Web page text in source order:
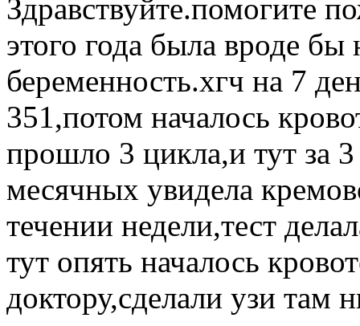
Здравствуйте.помогите
этого года была вроде бы
беременность.хгч на 7
351,потом началось
прошло 3 цикла,и тут за
месячных увидела
течении недели,тест
тут опять началось
доктору,сделали узи там